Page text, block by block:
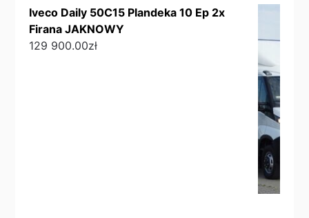
Iveco Daily 50C15 Plandeka 10 Ep 2x
Firana JAKNOWY
129 900.00zł